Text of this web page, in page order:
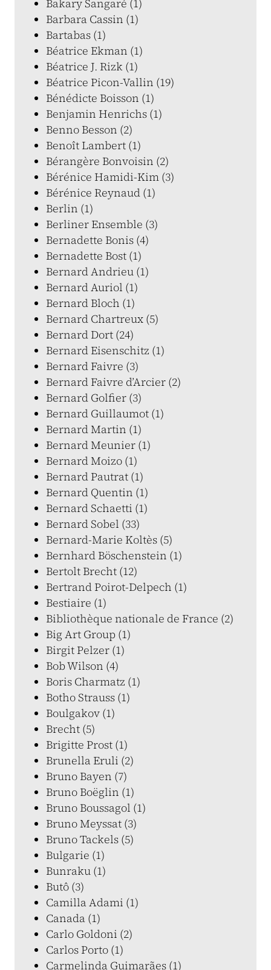
Bakary Sangaré (1)
Barbara Cassin (1)
Bartabas (1)
Béatrice Ekman (1)
Béatrice J. Rizk (1)
Béatrice Picon-Vallin (19)
Bénédicte Boisson (1)
Benjamin Henrichs (1)
Benno Besson (2)
Benoît Lambert (1)
Bérangère Bonvoisin (2)
Bérénice Hamidi-Kim (3)
Bérénice Reynaud (1)
Berlin (1)
Berliner Ensemble (3)
Bernadette Bonis (4)
Bernadette Bost (1)
Bernard Andrieu (1)
Bernard Auriol (1)
Bernard Bloch (1)
Bernard Chartreux (5)
Bernard Dort (24)
Bernard Eisenschitz (1)
Bernard Faivre (3)
Bernard Faivre d’Arcier (2)
Bernard Golfier (3)
Bernard Guillaumot (1)
Bernard Martin (1)
Bernard Meunier (1)
Bernard Moizo (1)
Bernard Pautrat (1)
Bernard Quentin (1)
Bernard Schaetti (1)
Bernard Sobel (33)
Bernard-Marie Koltès (5)
Bernhard Böschenstein (1)
Bertolt Brecht (12)
Bertrand Poirot-Delpech (1)
Bestiaire (1)
Bibliothèque nationale de France (2)
Big Art Group (1)
Birgit Pelzer (1)
Bob Wilson (4)
Boris Charmatz (1)
Botho Strauss (1)
Boulgakov (1)
Brecht (5)
Brigitte Prost (1)
Brunella Eruli (2)
Bruno Bayen (7)
Bruno Boëglin (1)
Bruno Boussagol (1)
Bruno Meyssat (3)
Bruno Tackels (5)
Bulgarie (1)
Bunraku (1)
Butô (3)
Camilla Adami (1)
Canada (1)
Carlo Goldoni (2)
Carlos Porto (1)
Carmelinda Guimarães (1)